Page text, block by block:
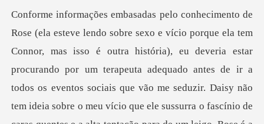
curando por um terapeuta adequado antes de ir a
todos os eventos sociais que vão me seduzir. Daisy não
tem ideia sobre o meu vício que ele sussurra o fascínio de